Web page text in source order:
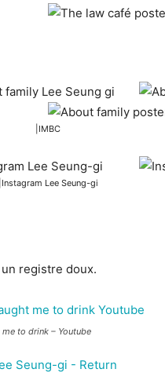
|IMBC
|Instagram Lee Seung-gi
registre doux.
to drink – Youtube